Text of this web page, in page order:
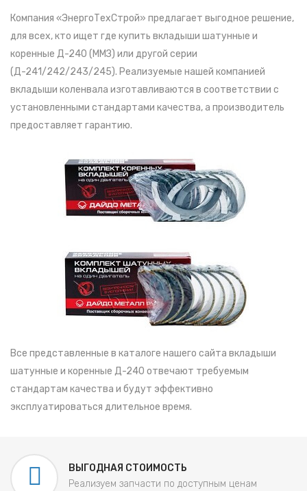
Компания «ЭнергоТехСтрой» предлагает выгодное решение,
для всех, кто ищет где купить вкладыши шатунные и
коренные Д-240 (ММЗ) или другой серии
(Д-241/242/243/245). Реализуемые нашей компанией
вкладыши коленвала изготавливаются в соответствии с
установленными стандартами качества, а производитель
предоставляет гарантию.
Все представленные в каталоге нашего сайта вкладыши
шатунные и коренные Д-240 отвечают требуемым
стандартам качества и будут эффективно
эксплуатироваться длительное время.
ВЫГОДНАЯ СТОИМОСТЬ
Реализуем запчасти по доступным ценам